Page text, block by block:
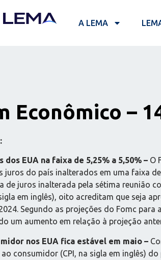
A LEMA
Econômico –
dos EUA na faixa de 5,25% a 5,50% – O
juros do país inalterados em uma faixa
de juros inalterada pela sétima reunião
em inglês), oito acreditam que seja
Segundo as projeções do Fomc para
um aumento em relação à projeção
nos EUA fica estável em maio –
consumidor (CPI, na sigla em inglês)